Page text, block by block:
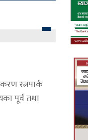
रत्नपार्क
पूर्व तथा